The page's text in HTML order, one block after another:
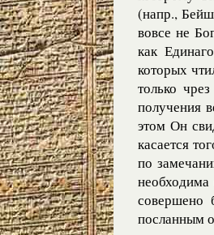
(напр.,
вовсе не
как
которых
только
получения
этом Он
касается
по
необходима
совершено
посланным